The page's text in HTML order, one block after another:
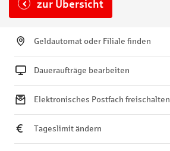
zur Übersicht
Geldautomat oder Filiale finden
Daueraufträge bearbeiten
Elektronisches Postfach freischalten
Tageslimit ändern